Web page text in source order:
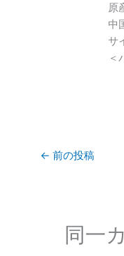
原
中
サ
＜
← 前の投稿
同一